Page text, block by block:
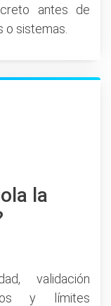
antes de
sistemas.
la
validación
y límites